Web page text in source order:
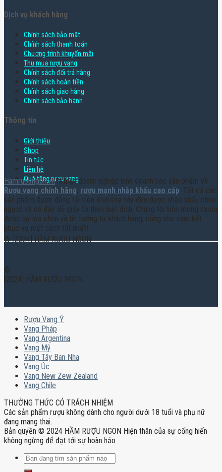
Dịch vụ khách hàng
Chính sách bảo mật
Chính sách thanh toán
Chương trình khuyến mãi
Thu mua rượu vang
Chính sách đổi trả hàng
Chính sách hoàn tiền
Chính sách giao hàng
Chính sách bảo hành
Thông tin
Giới thiệu
Shop
Tin tức
Liên hệ
Quà tặng rượu vang
Hamruoungon.vnlà một doanh nghiệp kinh doanh các sản phẩm về
Rượu vang chính hãng, rượu mạnh nhập khẩu cao cấp . Tất cả các
sản phẩm được đăng tải trên Website này đều được nhập khẩu chính
ngạch và có đầy đủ giấy tờ theo luật định. Chúng tôi luôn mong muốn
được sự lựa chọn và tin tưởng từ khách hàng, cũng như cam kết
phục vụ một cách tốt nhất!
© [2024] HẦM RƯỢU NGON
©
[2024] HẦM RƯỢU NGON
Rượu Vang Ý
Vang Pháp
Vang Argentina
Vang Mỹ
Vang Tây Ban Nha
Vang Úc
Vang New Zew Zealand
Vang Chile
THƯỞNG THỨC CÓ TRÁCH NHIỆM
Các sản phẩm rượu không dành cho người dưới 18 tuổi và phụ nữ
đang mang thai.
Bản quyền © 2024 HẦM RƯỢU NGON Hiện thân của sự cống hiến
không ngừng để đạt tới sự hoàn hảo
Tìm
kiếm: